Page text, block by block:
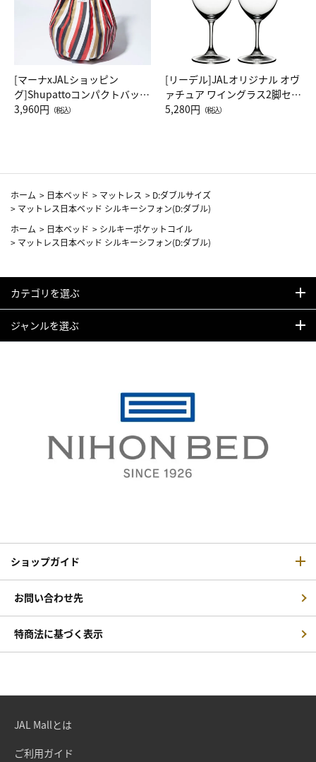
[マーナxJALショッピン
グ]Shupattoコンパクトバッグ
Drop JAL客室乗務員（LC）ス
3,960円 （税込）
[リーデル]JALオリジナル オヴ
ァチュア ワイングラス2脚セッ
ト（レッドワイン）
5,280円 （税込）
ホーム > 日本ベッド > マットレス > D:ダブルサイズ
> マットレス日本ベッド シルキーシフォン(D:ダブル)
ホーム > 日本ベッド > シルキーポケットコイル
> マットレス日本ベッド シルキーシフォン(D:ダブル)
カテゴリを選ぶ
ジャンルを選ぶ
ショップガイド
お問い合わせ先
特商法に基づく表示
JAL Mallとは
ご利用ガイド